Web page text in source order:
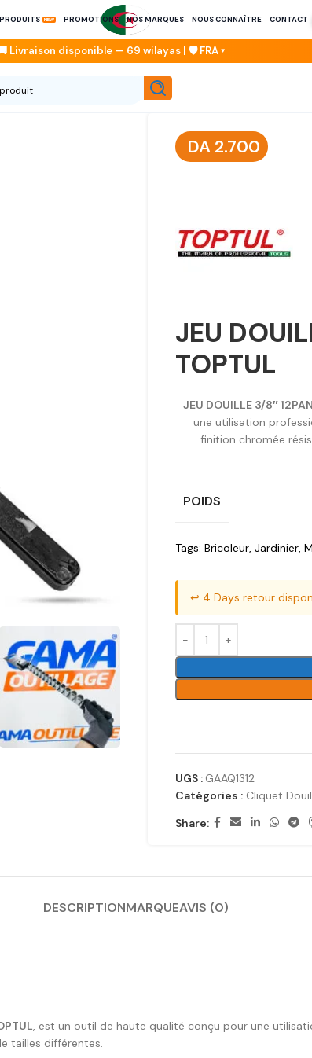
PROMOTIONS NOS MARQUES NOUS CONNAÎTRE CONTACT
DA 2.700
JEU
TOPTUL
JEU DOUILLE 3/8″
une utilisation
finition chromée
POIDS
Tags: Bricoleur, Jardinier,
↩️ 4 Days retour
UGS : GAAQ1312
Catégories : Cliquet
Share:
DESCRIPTIONMARQUEAVIS (0)
, est un outil de haute qualité conçu pour une
tailles différentes.